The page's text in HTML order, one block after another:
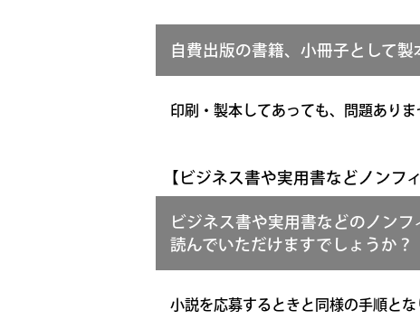
自費出版の書籍、小冊子として
印刷・製本してあっても、問題あり
【ビジネス書や実用書などノンフ
ビジネス書や実用書などのノン
読んでいただけますでしょうか？
小説を応募するときと同様の手順と